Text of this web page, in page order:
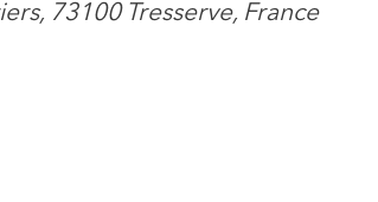
73100 Tresserve, France